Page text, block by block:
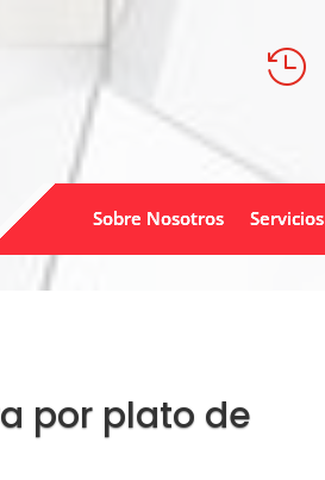

Sobre Nosotros Servicios
por plato de